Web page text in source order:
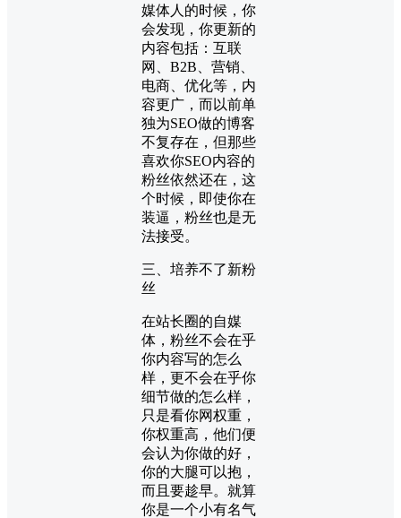
媒体人的时候，你
会发现，你更新的
内容包括：互联
网、B2B、营销、
电商、优化等，内
容更广，而以前单
独为SEO做的博客
不复存在，但那些
喜欢你SEO内容的
粉丝依然还在，这
个时候，即使你在
装逼，粉丝也是无
法接受。
三、培养不了新粉
丝
在站长圈的自媒
体，粉丝不会在乎
你内容写的怎么
样，更不会在乎你
细节做的怎么样，
只是看你网权重，
你权重高，他们便
会认为你做的好，
你的大腿可以抱，
而且要趁早。就算
你是一个小有名气